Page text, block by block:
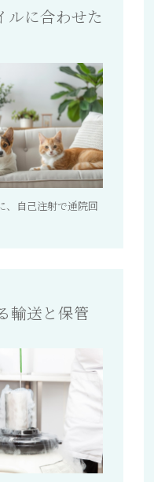
ルに合わせた
、自己注射で通院回
輸送と保管